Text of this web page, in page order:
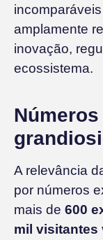
amplamente
inovação,
ecossistema.
A relevância
por números
mais de 600
mil visitantes